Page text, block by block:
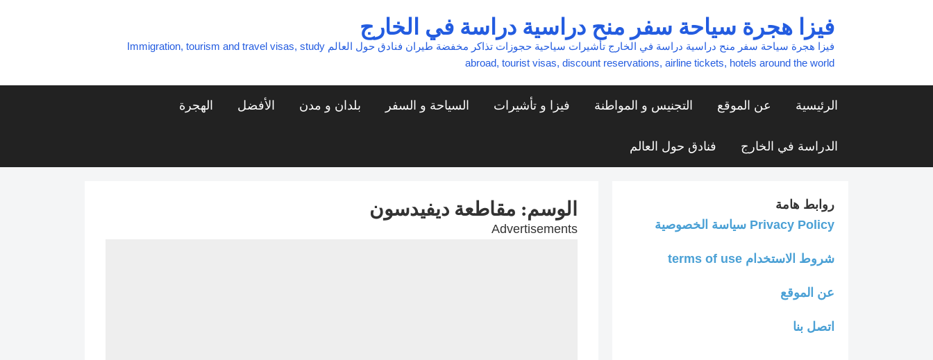
فيزا هجرة سياحة سفر منح دراسية دراسة في الخارج
فيزا هجرة سياحة سفر منح دراسية دراسة في الخارج تأشيرات سياحية حجوزات تذاكر مخفضة طيران فنادق حول العالم Immigration, tourism and travel visas, study
abroad, tourist visas, discount reservations, airline tickets, hotels around the world
الرئيسية عن الموقع التجنيس و المواطنة فيزا و تأشيرات السياحة و السفر بلدان و مدن الأفضل الهجرة
الدراسة في الخارج فنادق حول العالم
الوسم: مقاطعة ديفيدسون
Advertisements
روابط هامة
Privacy Policy سياسة الخصوصية
شروط الاستخدام terms of use
عن الموقع
اتصل بنا